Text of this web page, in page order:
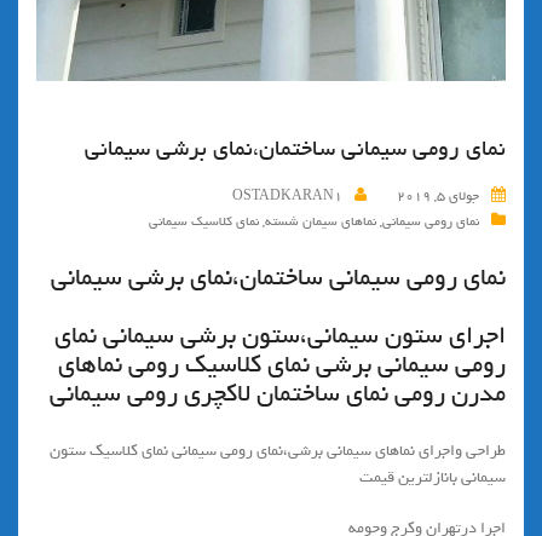
نماي رومي سيماني ساختمان،نماي برشي سيماني
جولای 5, 2019
OSTADKARAN1
نمای رومی سیمانی,نماهای سیمان شسته,نمای کلاسیک سیمانی
نماي رومي سيماني ساختمان،نماي برشي سيماني
اجراي ستون سيماني،ستون برشي سيماني نماي
رومي سيماني برشي نماي كلاسيك رومي نماهاي
مدرن رومي نماي ساختمان لاكچري رومي سيماني
طراحی واجرای نماهاي سيماني برشي،نمای رومی سیمانی نمای کلاسیک ستون
سیمانی بانازلترین قیمت
اجرا درتهران وکرج وحومه